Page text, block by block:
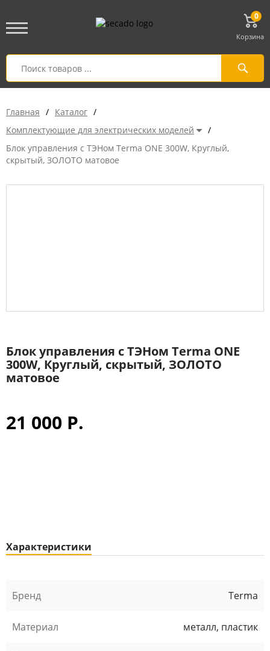
0
Корзина
Главная / Каталог /
Комплектующие для электрических моделей
/
Блок управления с ТЭНом Terma ONE 300W, Круглый,
скрытый, ЗОЛОТО матовое
Блок управления с ТЭНом Terma ONE
300W, Круглый, скрытый, ЗОЛОТО
матовое
21 000 Р.
Характеристики
Бренд Terma
Материал металл, пластик